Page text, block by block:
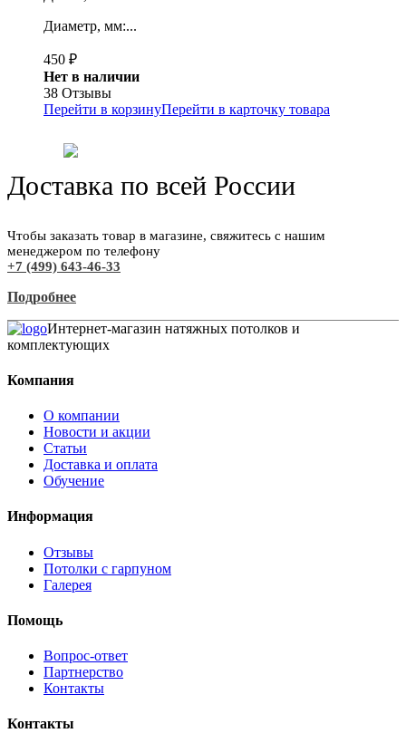
Диаметр, мм:...
450 ₽
Нет в наличии
38 Отзывы
Перейти в корзинуПерейти в карточку товара
Доставка по всей России
Чтобы заказать товар в магазине, свяжитесь с нашим
менеджером по телефону
+7 (499) 643-46-33
Подробнее
Интернет-магазин натяжных потолков и
комплектующих
Компания
О компании
Новости и акции
Статьи
Доставка и оплата
Обучение
Информация
Отзывы
Потолки с гарпуном
Галерея
Помощь
Вопрос-ответ
Партнерство
Контакты
Контакты